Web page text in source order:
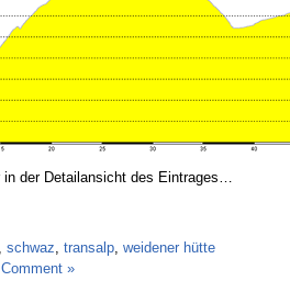
in der Detailansicht des Eintrages…
, schwaz, transalp, weidener hütte
»